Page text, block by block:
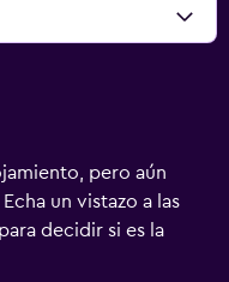
pero aún
un vistazo a las
decidir si es la